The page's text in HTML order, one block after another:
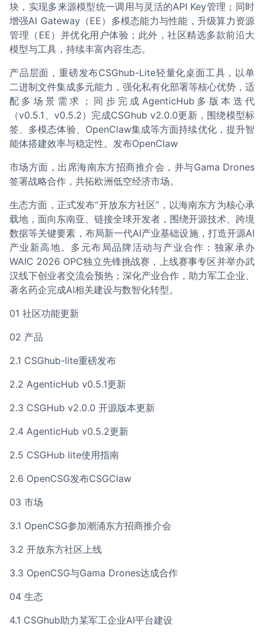
块，实现多来源模型统一调用与灵活的API Key管理；同时
增强AI Gateway（EE）多模态能力与性能，升级算力资源
管理（EE）并优化用户体验；此外，社区精选多款前沿大
模型与工具，持续丰富内容生态。
产品层面，重磅发布CSGhub-Lite轻量化桌面工具，以单
二进制文件集成多元能力，强化私有化部署等核心优势，适
配多场景需求；同步完成AgenticHub多版本迭代
（v0.5.1、v0.5.2）完成CSGhub v2.0.0更新，围绕模型标
签、多模态体验、OpenClaw集成等方面持续优化，提升智
能体搭建效率与稳定性。发布OpenClaw
市场方面，出席海南东方招商推介会，并与Gama Drones
签署战略合作，共拓欧洲低空经济市场。
生态方面，正式发布“开放东方社区”，以海南东方为核心承
载地，面向东南亚、链接全球开发者，围绕开源技术、跨境
数据等关键要素，布局新一代AI产业基础设施，打造开源AI
产业新高地。多元布局品牌活动与产业合作：独家承办
WAIC 2026 OPC独立先锋挑战赛，上线赛事专区并举办武
汉线下创业者交流会预热；深化产业合作，助力军工企业、
著名药企完成AI相关建设与数智化转型。
01 社区功能更新
02 产品
2.1 CSGhub-lite重磅发布
2.2 AgenticHub v0.5.1更新
2.3 CSGHub v2.0.0 开源版本更新
2.4 AgenticHub v0.5.2更新
2.5 CSGHub lite使用指南
2.6 OpenCSG发布CSGClaw
03 市场
3.1 OpenCSG参加潮涌东方招商推介会
3.2 开放东方社区上线
3.3 OpenCSG与Gama Drones达成合作
04 生态
4.1 CSGhub助力某军工企业AI平台建设